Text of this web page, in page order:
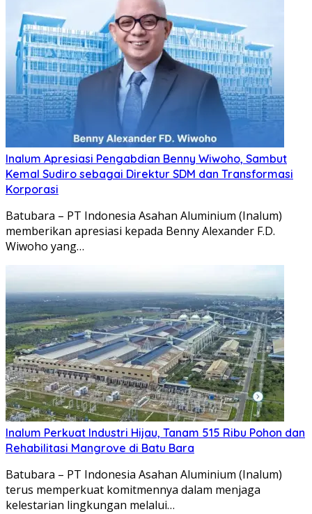
Inalum Apresiasi Pengabdian Benny Wiwoho, Sambut
Kemal Sudiro sebagai Direktur SDM dan Transformasi
Korporasi
Batubara – PT Indonesia Asahan Aluminium (Inalum)
memberikan apresiasi kepada Benny Alexander F.D.
Wiwoho yang…
Inalum Perkuat Industri Hijau, Tanam 515 Ribu Pohon dan
Rehabilitasi Mangrove di Batu Bara
Batubara – PT Indonesia Asahan Aluminium (Inalum)
terus memperkuat komitmennya dalam menjaga
kelestarian lingkungan melalui…